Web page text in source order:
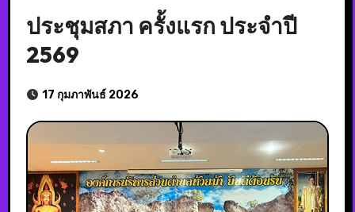
ประชุมสภา ครั้งแรก ประจำปี
2569
17 กุมภาพันธ์ 2026